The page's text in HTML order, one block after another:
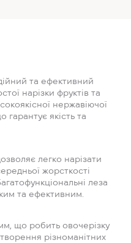
та ефективний
нарізки фруктів та
нержавіючої
гарантує якість та
легко нарізати
жорсткості
леза
та ефективним.
що робить овочерізку
різноманітних